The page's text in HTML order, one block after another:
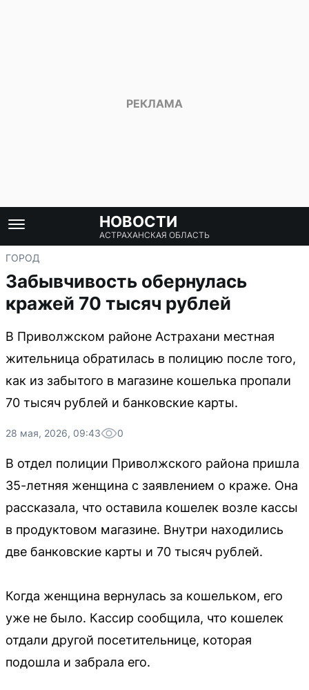
НОВОСТИ
АСТРАХАНСКАЯ ОБЛАСТЬ
ГОРОД
Забывчивость обернулась
кражей 70 тысяч рублей
В Приволжском районе Астрахани местная
жительница обратилась в полицию после того,
как из забытого в магазине кошелька пропали
70 тысяч рублей и банковские карты.
28 мая, 2026, 09:43 0
В отдел полиции Приволжского района пришла
35-летняя женщина с заявлением о краже. Она
рассказала, что оставила кошелек возле кассы
в продуктовом магазине. Внутри находились
две банковские карты и 70 тысяч рублей.
Когда женщина вернулась за кошельком, его
уже не было. Кассир сообщила, что кошелек
отдали другой посетительнице, которая
подошла и забрала его.